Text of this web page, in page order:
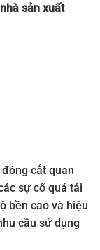
sản xuất
cắt quan
sự cố quá tải
bền cao và hiệu
cầu sử dụng